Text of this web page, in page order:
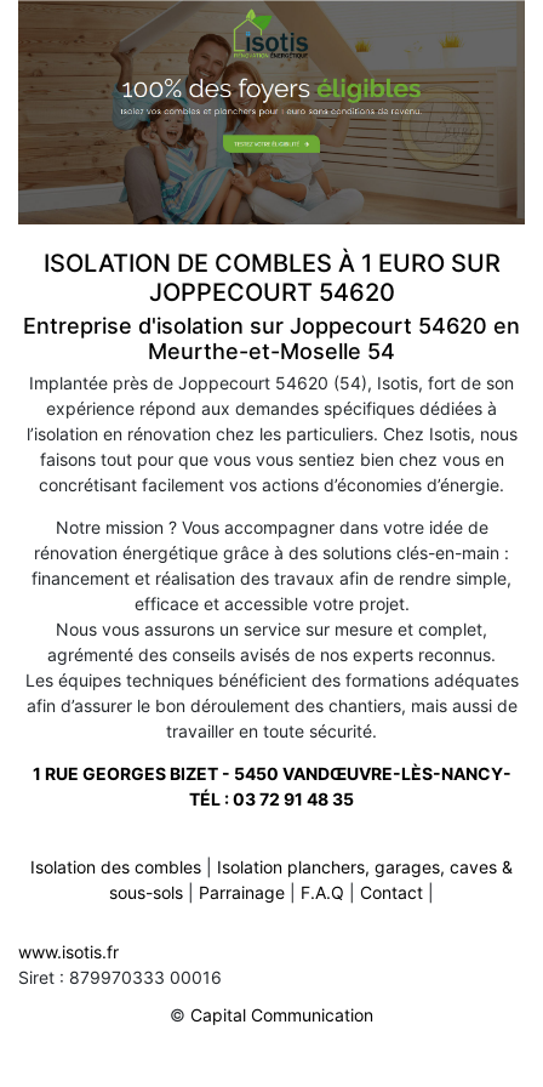
ISOLATION DE COMBLES À 1 EURO SUR
JOPPECOURT 54620
Entreprise d'isolation sur Joppecourt 54620 en
Meurthe-et-Moselle 54
Implantée près de Joppecourt 54620 (54), Isotis, fort de son
expérience répond aux demandes spécifiques dédiées à
l’isolation en rénovation chez les particuliers. Chez Isotis, nous
faisons tout pour que vous vous sentiez bien chez vous en
concrétisant facilement vos actions d’économies d’énergie.
Notre mission ? Vous accompagner dans votre idée de
rénovation énergétique grâce à des solutions clés-en-main :
financement et réalisation des travaux afin de rendre simple,
efficace et accessible votre projet.
Nous vous assurons un service sur mesure et complet,
agrémenté des conseils avisés de nos experts reconnus.
Les équipes techniques bénéficient des formations adéquates
afin d’assurer le bon déroulement des chantiers, mais aussi de
travailler en toute sécurité.
1 RUE GEORGES BIZET - 5450 VANDŒUVRE-LÈS-NANCY-
TÉL :03 72 91 48 35
Isolation des combles
Isolation planchers, garages, caves &
sous-sols
Parrainage F.A.Q Contact
Rénovation de toiture sur colmey 54260
Rénovation de toiture sur erbeviller sur amezule 54280
Rénovation de toiture sur aingeray 54460-
www.isotis.fr
Siret : 879970333 00016
© Capital Communication